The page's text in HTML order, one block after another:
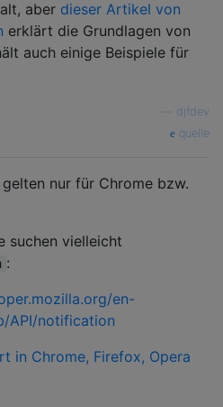
aber dieser Artikel von
erklärt die Grundlagen von
auch einige Beispiele für
djfdev
quelle
gelten nur für Chrome bzw.
suchen vielleicht
:
en-
API/notification
in Chrome, Firefox, Opera